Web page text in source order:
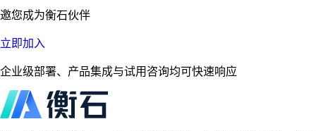
邀您成为衡石伙伴
立即加入
企业级部署、产品集成与试用咨询均可快速响应